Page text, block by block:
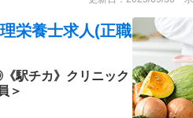
栄養士求人(正職
駅チカ》クリニック
＞